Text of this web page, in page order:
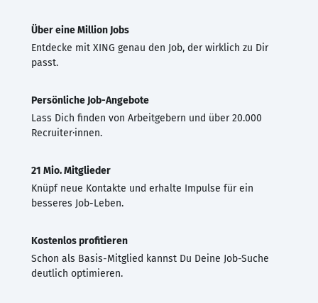
Über eine Million Jobs
Entdecke mit XING genau den Job, der wirklich zu Dir
passt.
Persönliche Job-Angebote
Lass Dich finden von Arbeitgebern und über 20.000
Recruiter·innen.
21 Mio. Mitglieder
Knüpf neue Kontakte und erhalte Impulse für ein
besseres Job-Leben.
Kostenlos profitieren
Schon als Basis-Mitglied kannst Du Deine Job-Suche
deutlich optimieren.